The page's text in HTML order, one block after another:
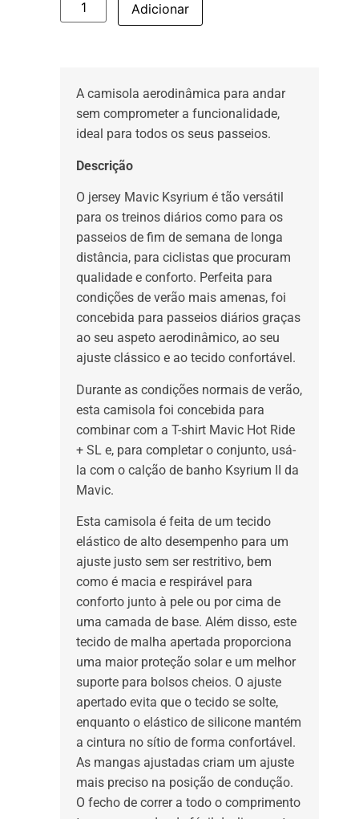
Adicionar
A camisola aerodinâmica para andar
sem comprometer a funcionalidade,
ideal para todos os seus passeios.
Descrição
O jersey Mavic Ksyrium é tão versátil
para os treinos diários como para os
passeios de fim de semana de longa
distância, para ciclistas que procuram
qualidade e conforto. Perfeita para
condições de verão mais amenas, foi
concebida para passeios diários graças
ao seu aspeto aerodinâmico, ao seu
ajuste clássico e ao tecido confortável.
Durante as condições normais de verão,
esta camisola foi concebida para
combinar com a T-shirt Mavic Hot Ride
+ SL e, para completar o conjunto, usá-
la com o calção de banho Ksyrium II da
Mavic.
Esta camisola é feita de um tecido
elástico de alto desempenho para um
ajuste justo sem ser restritivo, bem
como é macia e respirável para
conforto junto à pele ou por cima de
uma camada de base. Além disso, este
tecido de malha apertada proporciona
uma maior proteção solar e um melhor
suporte para bolsos cheios. O ajuste
apertado evita que o tecido se solte,
enquanto o elástico de silicone mantém
a cintura no sítio de forma confortável.
As mangas ajustadas criam um ajuste
mais preciso na posição de condução.
O fecho de correr a todo o comprimento